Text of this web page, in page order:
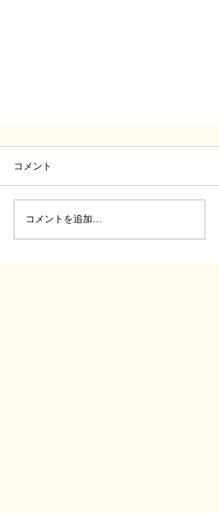
コメント
コメントを追加…